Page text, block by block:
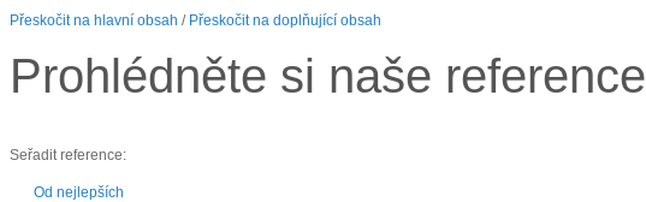
Přeskočit na hlavní obsah / Přeskočit na doplňující obsah
Prohlédněte si naše reference
Seřadit reference:
Od nejlepších